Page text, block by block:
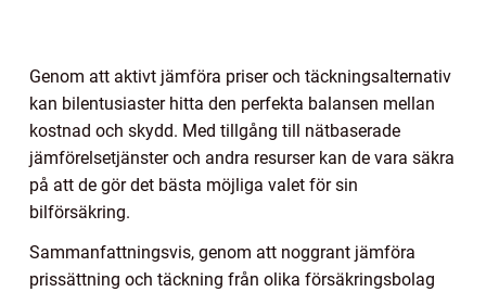
Genom att aktivt jämföra priser och täckningsalternativ
kan bilentusiaster hitta den perfekta balansen mellan
kostnad och skydd. Med tillgång till nätbaserade
jämförelsetjänster och andra resurser kan de vara säkra
på att de gör det bästa möjliga valet för sin
bilförsäkring.
Sammanfattningsvis, genom att noggrant jämföra
prissättning och täckning från olika försäkringsbolag